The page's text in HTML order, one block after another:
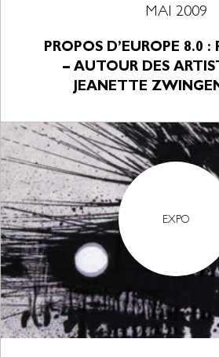
MAI 2009
PROPOS D’EUROPE 8.0 :
– AUTOUR DES
JEANETTE
EXPO